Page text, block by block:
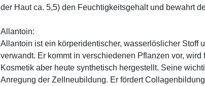
der Haut ca. 5,5) den Feuchtigkeitsgehalt und bewahrt
Allantoin:
Allantoin ist ein körperidentischer, wasserlöslicher Stoff
verwandt. Er kommt in verschiedenen Pflanzen vor,
Kosmetik aber heute synthetisch hergestellt. Seine
Anregung der Zellneubildung. Er fördert